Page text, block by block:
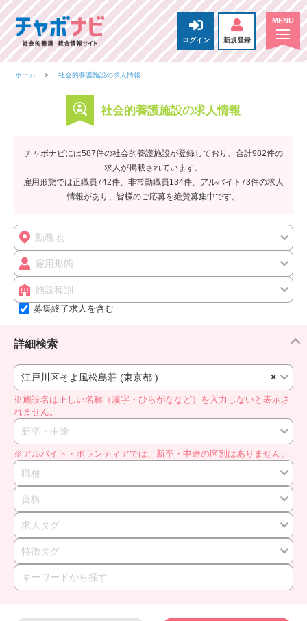
ログイン 新規登録
ホーム 社会的養護施設の求人情報
社会的養護施設の求人情報
チャボナビには587件の社会的養護施設が登録しており、合計982件の
求人が掲載されています。
雇用形態では正職員742件、非常勤職員134件、アルバイト73件の求人
情報があり、皆様のご応募を絶賛募集中です。
勤務地
雇用形態
施設種別
募集終了求人を含む
詳細検索
×
江戸川区そよ風松島荘 (東京都 )
※施設名は正しい名称（漢字・ひらがななど）を入力しないと表示さ
れません。
新卒・中途
※アルバイト・ボランティアでは、新卒・中途の区別はありません。
職種
資格
求人タグ
特徴タグ